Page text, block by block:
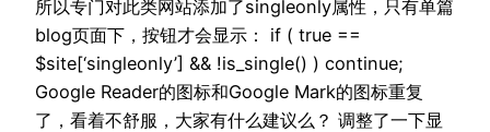
所以专门对此类网站添加了singleonly属性，只有单篇
blog页面下，按钮才会显示： if ( true ==
$site[‘singleonly’] && !is_single() ) continue;
Google Reader的图标和Google Mark的图标重复
了，看着不舒服，大家有什么建议么？ 调整了一下显